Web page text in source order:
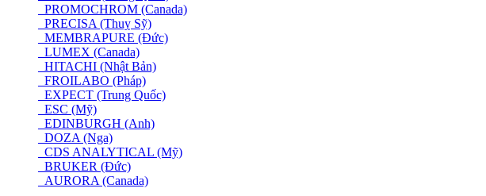
PROMOCHROM (Canada)
PRECISA (Thuỵ Sỹ)
MEMBRAPURE (Đức)
LUMEX (Canada)
HITACHI (Nhật Bản)
FROILABO (Pháp)
EXPECT (Trung Quốc)
ESC (Mỹ)
EDINBURGH (Anh)
DOZA (Nga)
CDS ANALYTICAL (Mỹ)
BRUKER (Đức)
AURORA (Canada)